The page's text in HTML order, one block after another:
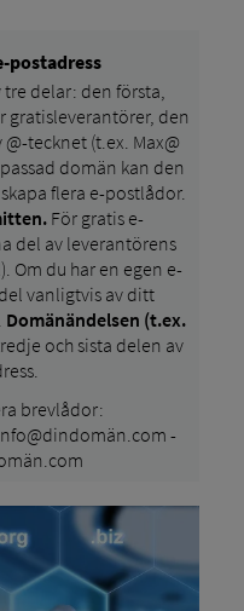
postadress
delar: den första,
gratisleverantörer, den
tecknet (t.ex. Max@
domän kan den
flera e-postlådor.
För gratis e-
del av leverantörens
Om du har en egen e-
vanligtvis av ditt
Domänändelsen (t.ex.
och sista delen av
brevlådor:
-